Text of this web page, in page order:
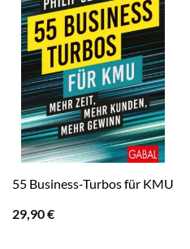
55 Business-Turbos für KMU
29,90€